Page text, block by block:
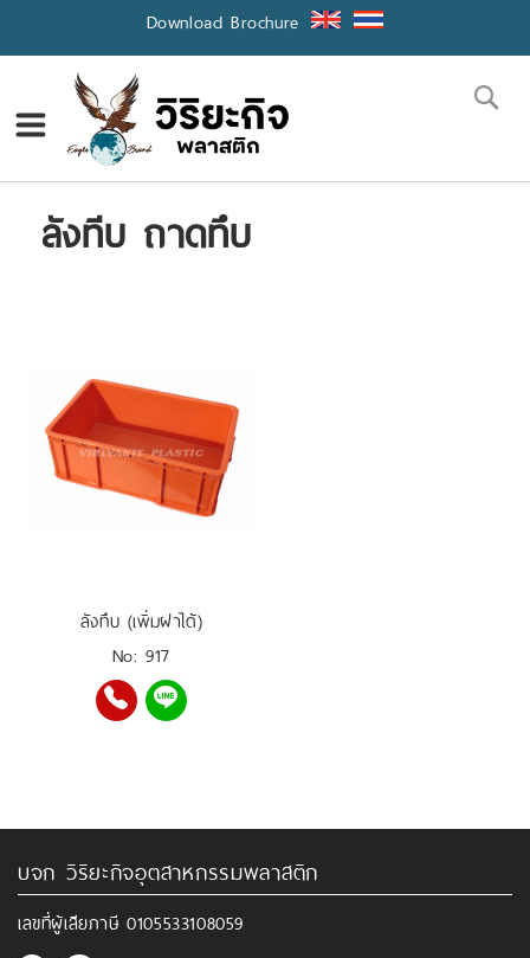
Skip
to
Download Brochure
ลังทีบ ถาดทึบ
ลังทึบ (เพิ่มฝาได้)
No: 917
บจก วิริยะกิจอุตสาหกรรมพลาสติก
เลขที่ผู้เสียภาษี0105533108059